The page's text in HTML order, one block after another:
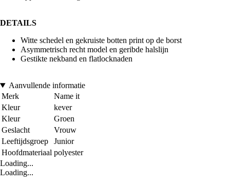
DETAILS
Witte schedel en gekruiste botten print op de borst
Asymmetrisch recht model en geribde halslijn
Gestikte nekband en flatlocknaden
Aanvullende informatie
Merk
Name it
Kleur
kever
Kleur
Groen
Geslacht
Vrouw
Leeftijdsgroep
Junior
Hoofdmateriaal polyester
Loading...
Loading...